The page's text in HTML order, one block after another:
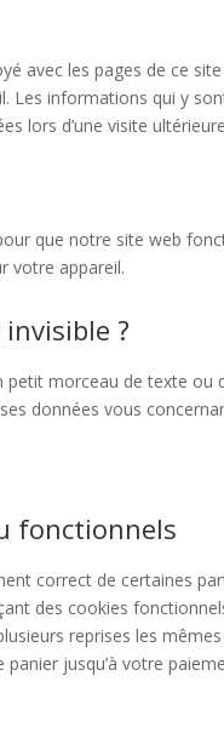
avec les pages de ce
Les informations qui y
lors d’une visite
que notre site web
votre appareil.
invisible ?
morceau de texte ou
données vous
fonctionnels
correct de certaines
des cookies
reprises les
jusqu’à votre